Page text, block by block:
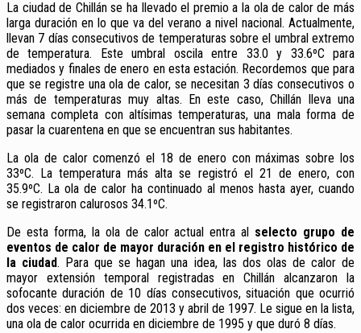
La ciudad de Chillán se ha llevado el premio a la ola de calor de más
larga duración en lo que va del verano a nivel nacional. Actualmente,
llevan 7 días consecutivos de temperaturas sobre el umbral extremo
de temperatura. Este umbral oscila entre 33.0 y 33.6ºC para
mediados y finales de enero en esta estación. Recordemos que para
que se registre una ola de calor, se necesitan 3 días consecutivos o
más de temperaturas muy altas. En este caso, Chillán lleva una
semana completa con altísimas temperaturas, una mala forma de
pasar la cuarentena en que se encuentran sus habitantes.
La ola de calor comenzó el 18 de enero con máximas sobre los
33ºC. La temperatura más alta se registró el 21 de enero, con
35.9ºC. La ola de calor ha continuado al menos hasta ayer, cuando
se registraron calurosos 34.1ºC.
De esta forma, la ola de calor actual entra al selecto grupo de
eventos de calor de mayor duración en el registro histórico de
la ciudad. Para que se hagan una idea, las dos olas de calor de
mayor extensión temporal registradas en Chillán alcanzaron la
sofocante duración de 10 días consecutivos, situación que ocurrió
dos veces: en diciembre de 2013 y abril de 1997. Le sigue en la lista,
una ola de calor ocurrida en diciembre de 1995 y que duró 8 días.